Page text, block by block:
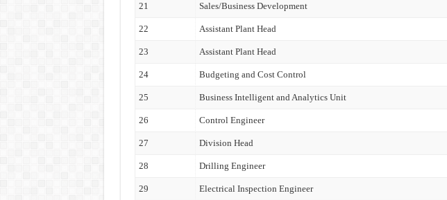
21 Sales/Business Development
22 Assistant Plant Head
23 Assistant Plant Head
24 Budgeting and Cost Control
25 Business Intelligent and Analytics Unit
26 Control Engineer
27 Division Head
28 Drilling Engineer
29 Electrical Inspection Engineer